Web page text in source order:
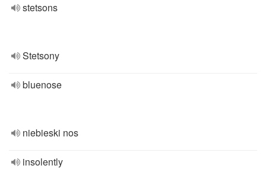
stetsons
Stetsony
bluenose
niebieski nos
insolently